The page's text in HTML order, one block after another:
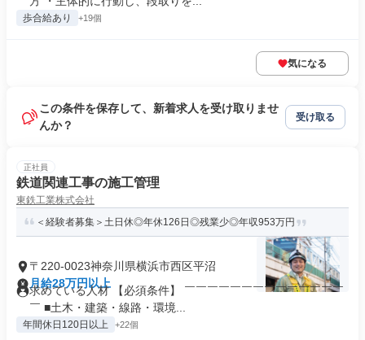
歩合給あり +19個
気になる
この条件を保存して、新着求人を受け取りませ
んか？
受け取る
正社員
鉄道関連工事の施工管理
東鉄工業株式会社
＜経験者募集＞土日休◎年休126日◎残業少◎年収953万円
〒220-0023神奈川県横浜市西区平沼
月給28万円以上
求めている人材 【必須条件】 ￣￣￣￣￣￣￣￣￣￣￣￣￣￣
￣ ■土木・建築・線路・環境...
年間休日120日以上 +22個